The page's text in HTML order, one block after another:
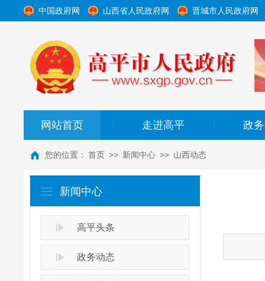
中国政府网 山西省人民政府网 晋城市人民政府网
网站首页 走进高平 政
您的位置： 首页 >> 新闻中心 >> 山西动态
新闻中心
高平头条
政务动态